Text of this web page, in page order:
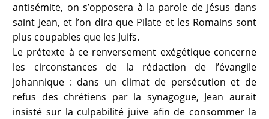
antisémite, on s’opposera à la parole de Jésus dans
saint Jean, et l’on dira que Pilate et les Romains sont
plus coupables que les Juifs.
Le prétexte à ce renversement exégétique concerne
les circonstances de la rédaction de l’évangile
johannique : dans un climat de persécution et de
refus des chrétiens par la synagogue, Jean aurait
insisté sur la culpabilité juive afin de consommer la